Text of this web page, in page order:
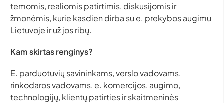
temomis, realiomis patirtimis, diskusijomis ir
žmonėmis, kurie kasdien dirba su e. prekybos augimu
Lietuvoje ir už jos ribų.
Kam skirtas renginys?
E. parduotuvių savininkams, verslo vadovams,
rinkodaros vadovams, e. komercijos, augimo,
technologijų, klientų patirties ir skaitmeninės